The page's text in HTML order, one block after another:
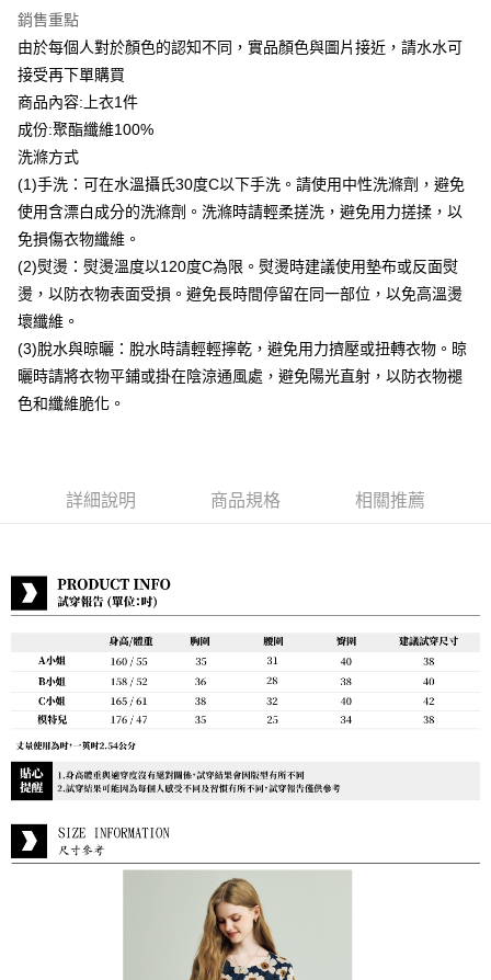
台新國際商業銀行
台灣樂天信用卡公司
ATM付款
貨到付款
運送方式
付款後全家取貨
每筆NT$80，滿NT$399(含以上)免運費
付款後7-11取貨
每筆NT$80，滿NT$888(含以上)免運費
宅配到府
每筆NT$80，滿NT$888(含以上)免運費
貨到付款
每筆NT$80，滿NT$888(含以上)免運費
銷售重點
由於每個人對於顏色的認知不同，實品顏色與圖片接近，請水水可
接受再下單購買
商品內容:上衣1件
成份:聚酯纖維100%
洗滌方式
(1)手洗：可在水溫攝氏30度C以下手洗。請使用中性洗滌劑，避免
使用含漂白成分的洗滌劑。洗滌時請輕柔搓洗，避免用力搓揉，以
免損傷衣物纖維。
(2)熨燙：熨燙溫度以120度C為限。熨燙時建議使用墊布或反面熨
燙，以防衣物表面受損。避免長時間停留在同一部位，以免高溫燙
壞纖維。
(3)脫水與晾曬：脫水時請輕輕擰乾，避免用力擠壓或扭轉衣物。晾
曬時請將衣物平鋪或掛在陰涼通風處，避免陽光直射，以防衣物褪
色和纖維脆化。
詳細說明 商品規格 相關推薦